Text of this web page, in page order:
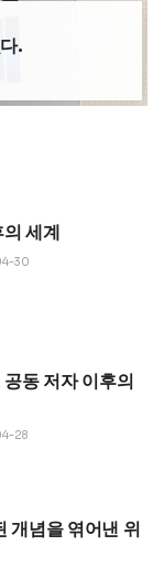
.
세계
30
동 저자 이후의
28
개념을 엮어낸 위